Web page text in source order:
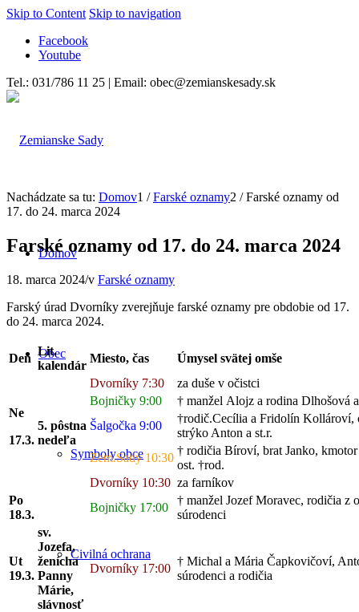
Skip to Content Skip to navigation
Facebook
Youtube
Tel.: 031/786 11 25 | Email: obec@zemianskesady.sk
Domov
Obec
Symboly obce
Civilná ochrana
Nachádzate sa tu: Domov1 / Farské oznamy2 / Farské oznamy od
17. do 24. marca 2024
Farské oznamy od 17. do 24. marca 2024
18. marca 2024/v Farské oznamy
Farský úrad Dvorníky zverejňuje farské oznamy pre obdobie od 17.
do 24. marca 2024.
Deň
Lit.
kalendár
Miesto, čas Úmysel svätej omše
Ne
17.3.
5. pôstna
nedeľa
Dvorníky 7:30
za duše v očistci
Bojničky 9:00
† manžel Alojz a rodina Dlhošová
Šalgočka 9:00
†rodič.Cecília a Fridolín Kollároví,
strýko Anton a st.r.
Zem.Sady 10:30
† rodičia Bíroví, brat Janko, kmotor
ost. †rod.
Dvorníky 10:30 za farníkov
Po
18.3.
Bojničky 17:00
† manžel Jozef Moravec, rodičia z
súrodenci
Ut
19.3.
sv.
Jozefa,
ženícha
Panny
Márie,
slávnosť
Dvorníky 17:00
† Michal a Mária Čapkovičoví,
súrodenci a rodičia